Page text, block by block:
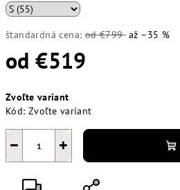
štandardná cena: od €799 až –35 %
od€519
cena:
Zvoľte variant
Kód: Zvoľte variant
+
−